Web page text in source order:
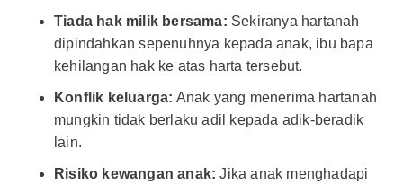
Tiada hak milik bersama: Sekiranya hartanah
dipindahkan sepenuhnya kepada anak, ibu bapa
kehilangan hak ke atas harta tersebut.
Konflik keluarga: Anak yang menerima hartanah
mungkin tidak berlaku adil kepada adik-beradik
lain.
Risiko kewangan anak: Jika anak menghadapi